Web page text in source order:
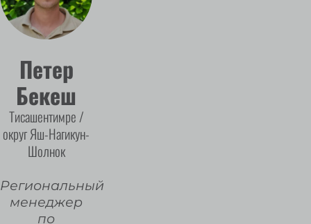
Петер
Бекеш
Тисашентимре /
округ Яш-Нагикун-
Шолнок
Региональный
менеджер
по